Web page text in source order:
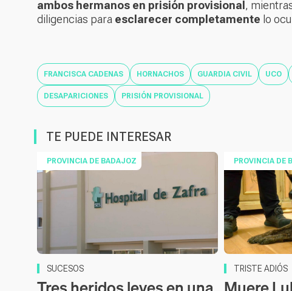
ambos hermanos en prisión provisional ,
diligencias para esclarecer completamente lo
FRANCISCA CADENAS HORNACHOS GUARDIA CIVIL UCO
DESAPARICIONES PRISIÓN PROVISIONAL
TE PUEDE INTERESAR
PROVINCIA DE BADAJOZ
SUCESOS
PROVINCIA DE
TRISTE ADIÓS